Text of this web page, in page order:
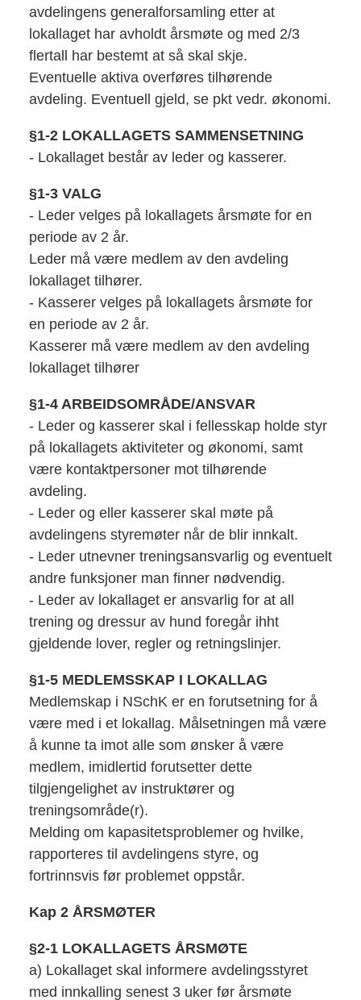
avdelingens generalforsamling etter at
lokallaget har avholdt årsmøte og med 2/3
flertall har bestemt at så skal skje.
Eventuelle aktiva overføres tilhørende
avdeling. Eventuell gjeld, se pkt vedr. økonomi.
§1-2 LOKALLAGETS SAMMENSETNING
- Lokallaget består av leder og kasserer.
§1-3 VALG
- Leder velges på lokallagets årsmøte for en
periode av 2 år.
Leder må være medlem av den avdeling
lokallaget tilhører.
- Kasserer velges på lokallagets årsmøte for
en periode av 2 år.
Kasserer må være medlem av den avdeling
lokallaget tilhører
§1-4 ARBEIDSOMRÅDE/ANSVAR
- Leder og kasserer skal i fellesskap holde styr
på lokallagets aktiviteter og økonomi, samt
være kontaktpersoner mot tilhørende
avdeling.
- Leder og eller kasserer skal møte på
avdelingens styremøter når de blir innkalt.
- Leder utnevner treningsansvarlig og eventuelt
andre funksjoner man finner nødvendig.
- Leder av lokallaget er ansvarlig for at all
trening og dressur av hund foregår ihht
gjeldende lover, regler og retningslinjer.
§1-5 MEDLEMSSKAP I LOKALLAG
Medlemskap i NSchK er en forutsetning for å
være med i et lokallag. Målsetningen må være
å kunne ta imot alle som ønsker å være
medlem, imidlertid forutsetter dette
tilgjengelighet av instruktører og
treningsområde(r).
Melding om kapasitetsproblemer og hvilke,
rapporteres til avdelingens styre, og
fortrinnsvis før problemet oppstår.
Kap 2 ÅRSMØTER
§2-1 LOKALLAGETS ÅRSMØTE
a) Lokallaget skal informere avdelingsstyret
med innkalling senest 3 uker før årsmøte